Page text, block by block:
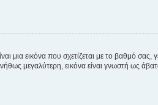
μια εικόνα που σχετίζεται με το βαθμό σας,
μεγαλύτερη, εικόνα είναι γνωστή ως